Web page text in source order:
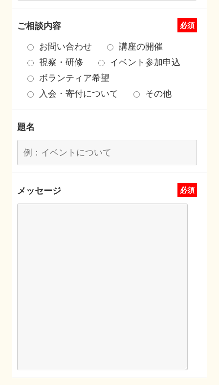
ご相談内容 必須
お問い合わせ
講座の開催
視察・研修
イベント参加申込
ボランティア希望
入会・寄付について
その他
題名
メッセージ 必須